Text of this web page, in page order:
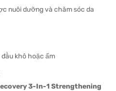
nuôi dưỡng và chăm sóc da
khô hoặc ẩm
3-In-1 Strengthening